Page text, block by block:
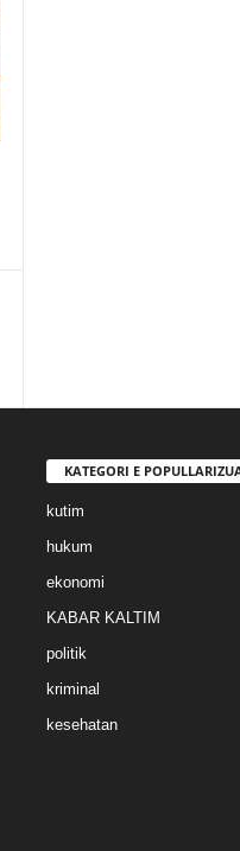
KATEGORI E
kutim
hukum
ekonomi
KABAR KALTIM
politik
kriminal
kesehatan